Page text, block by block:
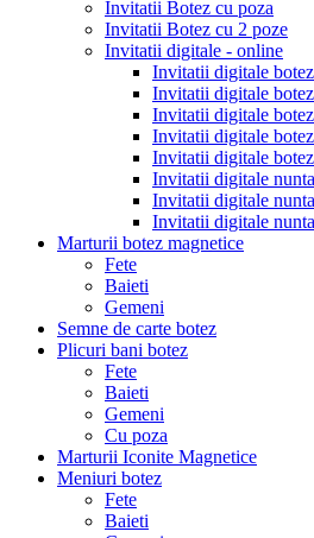
Invitatii Botez cu poza
Invitatii Botez cu 2 poze
Invitatii digitale - online
Invitatii digitale
Invitatii digitale
Invitatii digitale
Invitatii digitale
Invitatii digitale
Invitatii digitale
Invitatii digitale
Invitatii digitale nunta
Marturii botez magnetice
Fete
Baieti
Gemeni
Semne de carte botez
Plicuri bani botez
Fete
Baieti
Gemeni
Cu poza
Marturii Iconite Magnetice
Meniuri botez
Fete
Baieti